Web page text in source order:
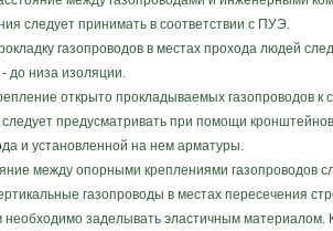
следует принимать в соответствии с ПУЭ.
газопроводов в местах прохода людей
до низа изоляции.
открыто прокладываемых газопроводов к
следует предусматривать при помощи
и установленной на нем арматуры.
между опорными креплениями газопроводов
газопроводы в местах пересечения
заделывать эластичным материалом.